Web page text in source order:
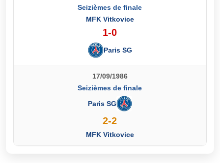
Seizièmes de finale
MFK Vitkovice
1-0
Paris SG
17/09/1986
Seizièmes de finale
Paris SG
2-2
MFK Vitkovice